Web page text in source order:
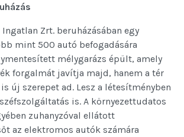
Ingatlan Zrt. beruházásában egy
mint 500 autó befogadására
mélygarázs épült, amely
forgalmát javítja majd, hanem a tér
új szerepet ad. Lesz a létesítményben
is. A környezettudatos
zuhanyzóval ellátott
az elektromos autók számára